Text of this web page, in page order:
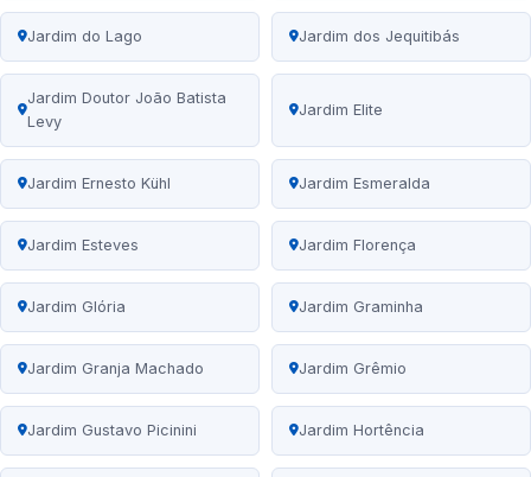
Jardim do Lago Jardim dos Jequitibás
Jardim Doutor João Batista
Levy
Jardim Elite
Jardim Ernesto Kühl Jardim Esmeralda
Jardim Esteves Jardim Florença
Jardim Glória Jardim Graminha
Jardim Granja Machado Jardim Grêmio
Jardim Gustavo Picinini Jardim Hortência